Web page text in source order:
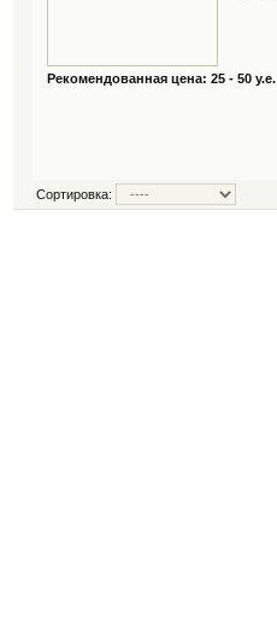
Рекомендованная цена: 25 - 50 у.е.
Сортировка: